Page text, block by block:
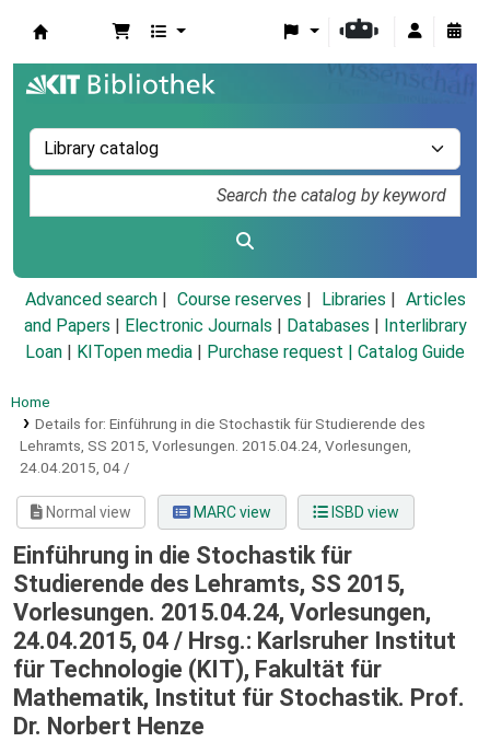
Advanced search Course reserves Libraries
Articles
and Papers
Electronic Journals Databases
Interlibrary
Loan
KITopen media Purchase request | Catalog Guide
Home
Details for: Einführung in die Stochastik für Studierende des
Lehramts, SS 2015, Vorlesungen. 2015.04.24, Vorlesungen,
24.04.2015, 04 /
Normal view MARC view ISBD view
Einführung in die Stochastik für
Studierende des Lehramts, SS 2015,
Vorlesungen. 2015.04.24, Vorlesungen,
24.04.2015, 04 / Hrsg.: Karlsruher Institut
für Technologie (KIT), Fakultät für
Mathematik, Institut für Stochastik. Prof.
Dr. Norbert Henze